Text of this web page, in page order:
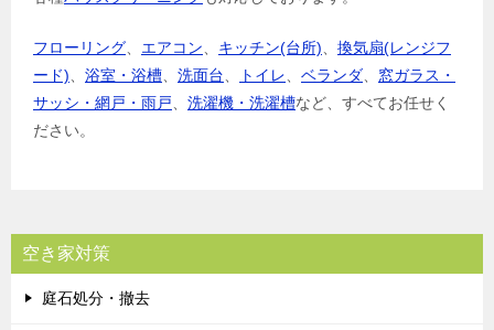
フローリング エアコン キッチン(台所)
換気扇(レンジフ
ード)
浴室・浴槽 洗面台 トイレ ベランダ
窓ガラス・
サッシ・網戸・雨戸
洗濯機・洗濯槽など、すべてお任せく
ださい。
空き家対策
庭石処分・撤去